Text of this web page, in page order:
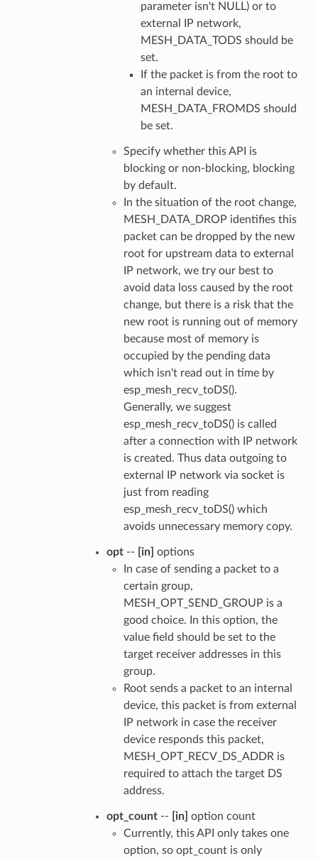
parameter isn't NULL) or to
external IP network,
MESH_DATA_TODS should be
set.
If the packet is from the root to
an internal device,
MESH_DATA_FROMDS should
be set.
Specify whether this API is
blocking or non-blocking, blocking
by default.
In the situation of the root change,
MESH_DATA_DROP identifies this
packet can be dropped by the new
root for upstream data to external
IP network, we try our best to
avoid data loss caused by the root
change, but there is a risk that the
new root is running out of memory
because most of memory is
occupied by the pending data
which isn't read out in time by
esp_mesh_recv_toDS().
Generally, we suggest
esp_mesh_recv_toDS() is called
after a connection with IP network
is created. Thus data outgoing to
external IP network via socket is
just from reading
esp_mesh_recv_toDS() which
avoids unnecessary memory copy.
opt-- [in] options
In case of sending a packet to a
certain group,
MESH_OPT_SEND_GROUP is a
good choice. In this option, the
value field should be set to the
target receiver addresses in this
group.
Root sends a packet to an internal
device, this packet is from external
IP network in case the receiver
device responds this packet,
MESH_OPT_RECV_DS_ADDR is
required to attach the target DS
address.
opt_count-- [in] option count
Currently, this API only takes one
option, so opt_count is only